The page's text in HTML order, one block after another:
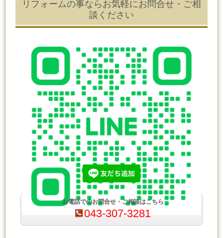
リフォームの事ならお気軽にお問合せ・ご相
談ください
お電話でのお問合せ・ご相談はこちら
043-307-3281